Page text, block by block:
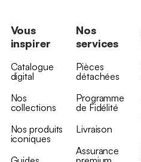
Vous
inspirer
Catalogue
digital
Nos
collections
Nos produits
iconiques
Nos
services
Pièces
détachées
Programme
de Fidélité
Livraison
Assurance